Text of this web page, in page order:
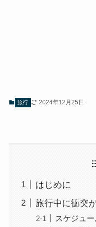
旅行 2024年12月25日
はじめに
旅行中に衝突
スケジュ